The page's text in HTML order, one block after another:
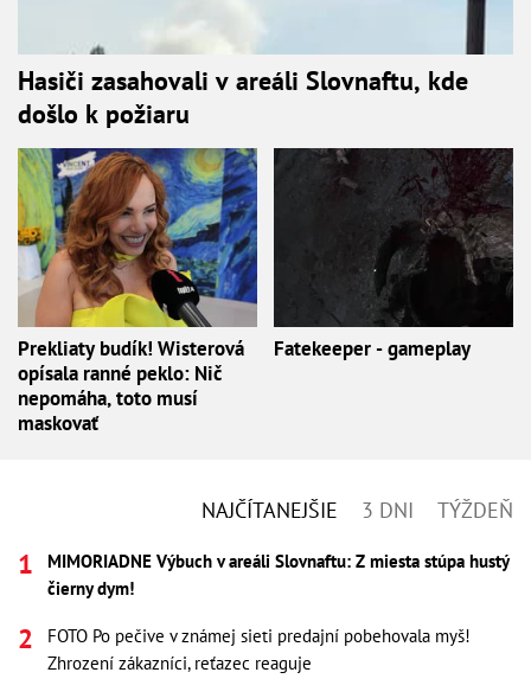
Hasiči zasahovali v areáli Slovnaftu, kde
došlo k požiaru
Prekliaty budík! Wisterová
opísala ranné peklo: Nič
nepomáha, toto musí
maskovať
Fatekeeper - gameplay
NAJČÍTANEJŠIE 3 DNI TÝŽDEŇ
MIMORIADNE Výbuch v areáli Slovnaftu: Z miesta stúpa hustý
čierny dym!
FOTO Po pečive v známej sieti predajní pobehovala myš!
Zhrození zákazníci, reťazec reaguje